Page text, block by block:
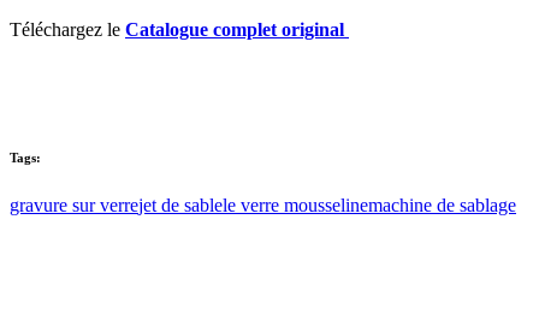
Téléchargez le Catalogue complet original
Tags:
gravure sur verrejet de sablele verre mousselinemachine de sablage